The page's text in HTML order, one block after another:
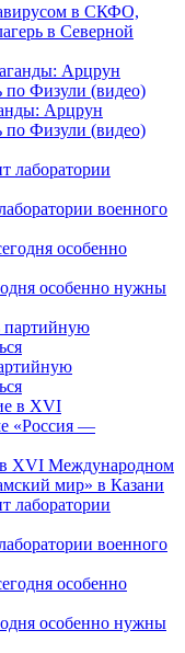
в СКФО,
в Северной
Арцрун
по Физули (видео)
военного
особенно нужны
в XVI Международном
мир» в Казани
военного
особенно нужны